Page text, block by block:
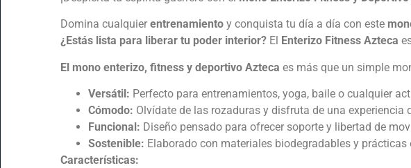
Domina cualquier entrenamiento y conquista tu día a día con este
¿Estás lista para liberar tu poder interior? El Enterizo Fitness Azteca
El mono enterizo, fitness y deportivo Azteca es más que un simple
Versátil: Perfecto para entrenamientos, yoga, baile o cualquier
Cómodo: Olvídate de las rozaduras y disfruta de una experiencia
Funcional: Diseño pensado para ofrecer soporte y libertad de
Sostenible: Elaborado con materiales biodegradables y prácticas
Características: